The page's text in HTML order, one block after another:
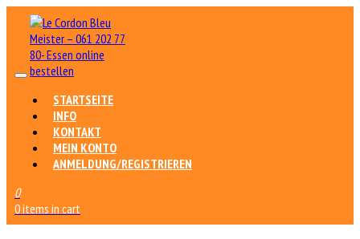
STARTSEITE
INFO
KONTAKT
MEIN KONTO
ANMELDUNG/REGISTRIEREN
0
0 items in cart